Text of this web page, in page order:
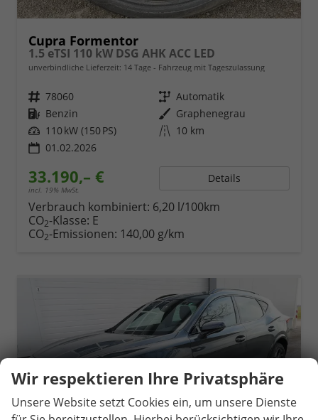
Cupra Formentor
1.5 eTSI 110 kW DSG AHK ACC LED
unverbindliche Lieferzeit: 14 Tage Fahrzeug mit Tageszulassung
Fahrzeugnr. 78060 Getriebe Automatik
Kraftstoff Benzin Außenfarbe Graphenegrau
Leistung 110 kW (150 PS) Kilometerstand 10 km
01.02.2026
33.190,– €
incl. 19% MwSt.
Details
Verbrauch kombiniert: 6,20 l/100km
CO2-Klasse: E
CO2-Emissionen: 140,00 g/km
Wir respektieren Ihre Privatsphäre
Unsere Website setzt Cookies ein, um unsere Dienste